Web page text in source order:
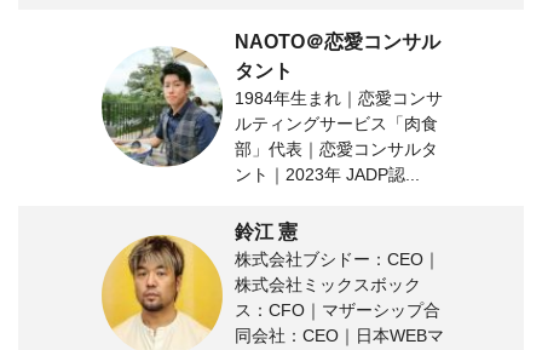
NAOTO＠恋愛コンサル
タント
1984年生まれ｜恋愛コンサ
ルティングサービス「肉食
部」代表｜恋愛コンサルタ
ント｜2023年 JADP認...
鈴江 憲
株式会社ブシドー：CEO｜
株式会社ミックスボック
ス：CFO｜マザーシップ合
同会社：CEO｜日本WEBマ